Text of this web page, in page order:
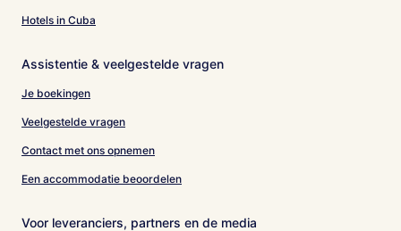
Hotels in Cuba
Assistentie & veelgestelde vragen
Je boekingen
Veelgestelde vragen
Contact met ons opnemen
Een accommodatie beoordelen
Voor leveranciers, partners en de media